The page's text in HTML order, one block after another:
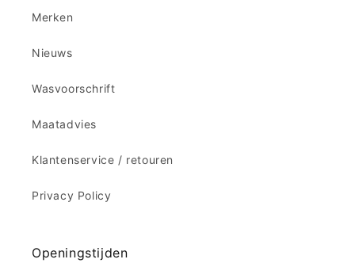
Merken
Nieuws
Wasvoorschrift
Maatadvies
Klantenservice / retouren
Privacy Policy
Openingstijden